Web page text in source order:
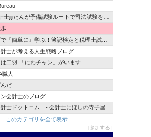
jijiたんが予備試験ルートで司法試験を目指すブ…
簡単に』学ぶ！簿記検定と税理士試験＆公認会計士試験
士が考える人生戦略ブログ
二羽 「にわチャン」がいます
職人
だ
ン会計士のブログ
士ドットコム - 会計士にぼしの寺子屋ブログ -
このカテゴリを全て表示
参加する